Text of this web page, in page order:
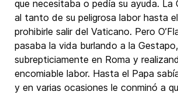
que necesitaba o pedía su ayuda. La
al tanto de su peligrosa labor hasta
prohibirle salir del Vaticano. Pero
pasaba la vida burlando a la
subrepticiamente en Roma y
encomiable labor. Hasta el Papa
y en varias ocasiones le conminó a